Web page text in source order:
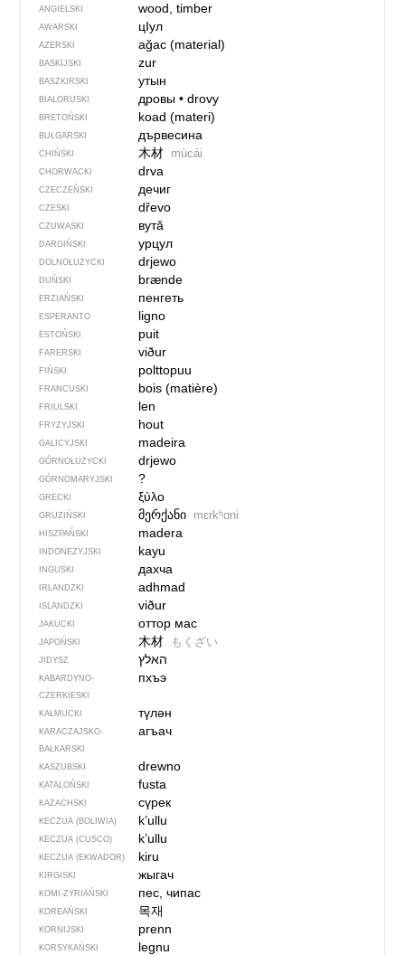
ANGIELSKI wood, timber
AWARSKI цIул
AZERSKI ağac (material)
BASKIJSKI zur
BASZKIRSKI утын
BIAŁORUSKI дровы• drovy
BRETOŃSKI koad (materi)
BUŁGARSKI дървесина
CHIŃSKI 木材 mùcái
CHORWACKI drva
CZECZEŃSKI дечиг
CZESKI dřevo
CZUWASKI вутӑ
DARGIŃSKI урцул
DOLNOŁUŻYCKI drjewo
DUŃSKI brænde
ERZIAŃSKI пенгеть
ESPERANTO ligno
ESTOŃSKI puit
FARERSKI viður
FIŃSKI polttopuu
FRANCUSKI bois (matière)
FRIULSKI len
FRYZYJSKI hout
GALICYJSKI madeira
GÓRNOŁUŻYCKI drjewo
GÓRNOMARYJSKI ?
GRECKI ξύλο
GRUZIŃSKI მერქანი mɛrkʰɑni
HISZPAŃSKI madera
INDONEZYJSKI kayu
INGUSKI дахча
IRLANDZKI adhmad
ISLANDZKI viður
JAKUCKI оттор мас
JAPOŃSKI 木材 もくざい
JIDYSZ האלץ
KABARDYNO-
CZERKIESKI
пхъэ
KAŁMUCKI түлән
KARACZAJSKO-
BAŁKARSKI
агъач
KASZUBSKI drewno
KATALOŃSKI fusta
KAZACHSKI сүрек
KECZUA (BOLIWIA) k’ullu
KECZUA (CUSCO) k’ullu
KECZUA (EKWADOR) kiru
KIRGISKI жыгач
KOMI-ZYRIAŃSKI пес, чипас
KOREAŃSKI 목재
KORNIJSKI prenn
KORSYKAŃSKI legnu